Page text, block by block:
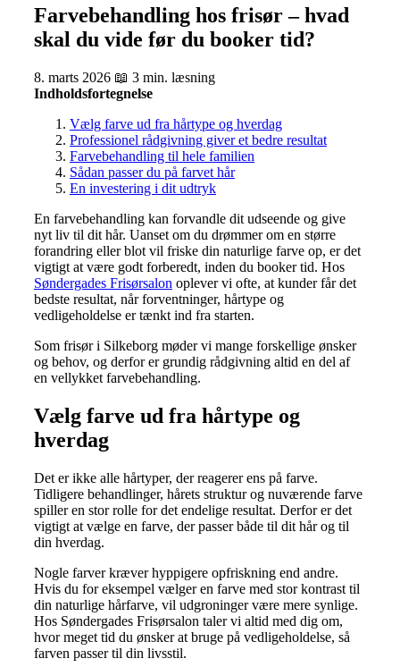
Farvebehandling hos frisør – hvad
skal du vide før du booker tid?
8. marts 2026 📖 3 min. læsning
Indholdsfortegnelse
Vælg farve ud fra hårtype og hverdag
Professionel rådgivning giver et bedre resultat
Farvebehandling til hele familien
Sådan passer du på farvet hår
En investering i dit udtryk
En farvebehandling kan forvandle dit udseende og give
nyt liv til dit hår. Uanset om du drømmer om en større
forandring eller blot vil friske din naturlige farve op, er det
vigtigt at være godt forberedt, inden du booker tid. Hos
Søndergades Frisørsalon oplever vi ofte, at kunder får det
bedste resultat, når forventninger, hårtype og
vedligeholdelse er tænkt ind fra starten.
Som frisør i Silkeborg møder vi mange forskellige ønsker
og behov, og derfor er grundig rådgivning altid en del af
en vellykket farvebehandling.
Vælg farve ud fra hårtype og
hverdag
Det er ikke alle hårtyper, der reagerer ens på farve.
Tidligere behandlinger, hårets struktur og nuværende farve
spiller en stor rolle for det endelige resultat. Derfor er det
vigtigt at vælge en farve, der passer både til dit hår og til
din hverdag.
Nogle farver kræver hyppigere opfriskning end andre.
Hvis du for eksempel vælger en farve med stor kontrast til
din naturlige hårfarve, vil udgroninger være mere synlige.
Hos Søndergades Frisørsalon taler vi altid med dig om,
hvor meget tid du ønsker at bruge på vedligeholdelse, så
farven passer til din livsstil.